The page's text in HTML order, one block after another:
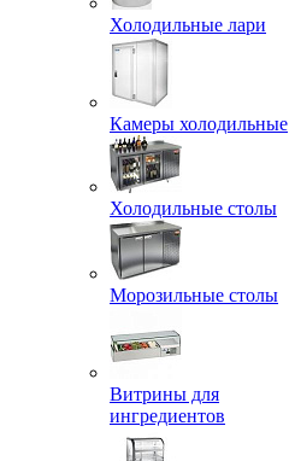
Холодильные лари
Камеры холодильные
Холодильные столы
Морозильные столы
Витрины для
ингредиентов